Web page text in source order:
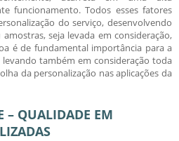
funcionamento. Todos esses fatores
do serviço, desenvolvendo
seja levada em consideração,
é de fundamental importância para a
também em consideração toda
da personalização nas aplicações da
– QUALIDADE EM